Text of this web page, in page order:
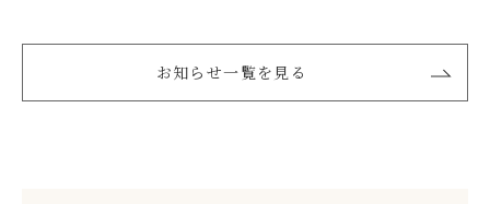
お知らせ一覧を見る